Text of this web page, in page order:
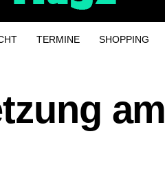
TERMINE SHOPPING
am